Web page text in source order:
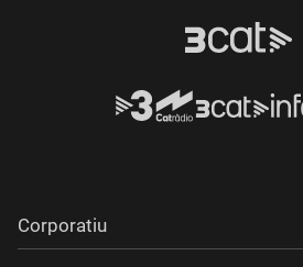
Corporatiu